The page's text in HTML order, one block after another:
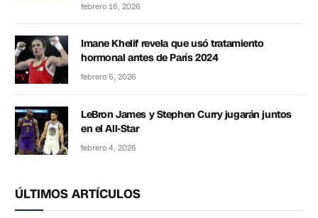
febrero 16, 2026
Imane Khelif revela que usó tratamiento
hormonal antes de París 2024
febrero 5, 2026
LeBron James y Stephen Curry jugarán juntos
en el All-Star
febrero 4, 2026
ÚLTIMOS ARTÍCULOS